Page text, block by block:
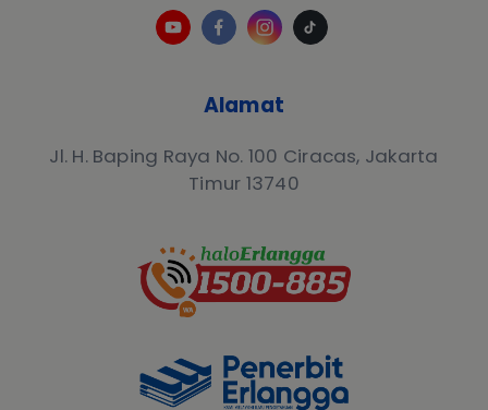
Alamat
Jl. H. Baping Raya No. 100 Ciracas, Jakarta
Timur 13740